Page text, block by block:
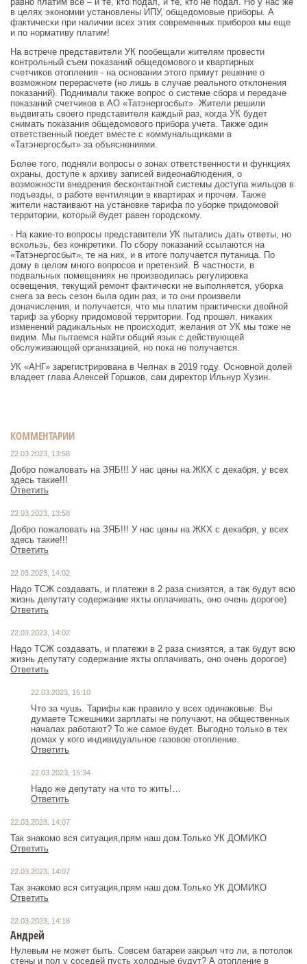
в целях экономии установлены ИПУ, общедомовые приборы. А
фактически при наличии всех этих современных приборов мы еще
и по нормативу платим!
На встрече представители УК пообещали жителям провести
контрольный съем показаний общедомового и квартирных
счетчиков отопления - на основании этого примут решение о
возможном перерасчете (но лишь в случае реального отклонения
показаний). Поднимали также вопрос о системе сбора и передаче
показаний счетчиков в АО «Татэнергосбыт». Жители решили
выдвигать своего представителя каждый раз, когда УК будет
снимать показания общедомового прибора учета. Также один
ответственный поедет вместе с коммунальщиками в
«Татэнергосбыт» за объяснениями.
Более того, подняли вопросы о зонах ответственности и функциях
охраны, доступе к архиву записей видеонаблюдения, о
возможности внедрения бесконтактной системы доступа жильцов в
подъезды, о работе вентиляции в квартирах и прочем. Также
жители настаивают на установке тарифа по уборке придомовой
территории, который будет равен городскому.
- На какие-то вопросы представители УК пытались дать ответы, но
вскользь, без конкретики. По сбору показаний ссылаются на
«Татэнергосбыт», те на них, и в итоге получается путаница. По
дому в целом много вопросов и претензий. В частности, в
подвальных помещениях не производилась регулировка
освещения, текущий ремонт фактически не выполняется, уборка
снега за весь сезон была один раз, и то они произвели
доначисления, и получается, что мы платим практически двойной
тариф за уборку придомовой территории. Год прошел, никаких
изменений радикальных не происходит, желания от УК мы тоже не
видим. Мы пытаемся найти общий язык с действующей
обслуживающей организацией, но пока не получается.
УК «АНГ» зарегистрирована в Челнах в 2019 году. Основной долей
владеет глава Алексей Горшков, сам директор Ильнур Хузин.
КОММЕНТАРИИ
22.03.2023, 13:58
Добро пожаловать на ЗЯБ!!! У нас цены на ЖКХ с декабря, у всех
здесь такие!!!
Ответить
22.03.2023, 13:58
Добро пожаловать на ЗЯБ!!! У нас цены на ЖКХ с декабря, у всех
здесь такие!!!
Ответить
22.03.2023, 14:02
Надо ТСЖ создавать, и платежи в 2 раза снизятся, а так будут всю
жизнь депутату содержание яхты оплачивать, оно очень дорогое)
Ответить
22.03.2023, 14:02
Надо ТСЖ создавать, и платежи в 2 раза снизятся, а так будут всю
жизнь депутату содержание яхты оплачивать, оно очень дорогое)
Ответить
22.03.2023, 15:10
Что за чушь. Тарифы как правило у всех одинаковые. Вы
думаете Тсжешники зарплаты не получают, на общественных
началах работают? То же самое будет. Выгодно только в тех
домах у кого индивидуальное газовое отопление.
Ответить
22.03.2023, 15:34
Надо же депутату на что то жить!…
Ответить
22.03.2023, 14:07
Так знакомо вся ситуация,прям наш дом.Только УК ДОМИКО
Ответить
22.03.2023, 14:07
Так знакомо вся ситуация,прям наш дом.Только УК ДОМИКО
Ответить
22.03.2023, 14:18
Андрей
Нулевым не может быть. Совсем батареи закрыл что ли, а потолок
стены и пол у соседей пусть холодные будут? А отопление в